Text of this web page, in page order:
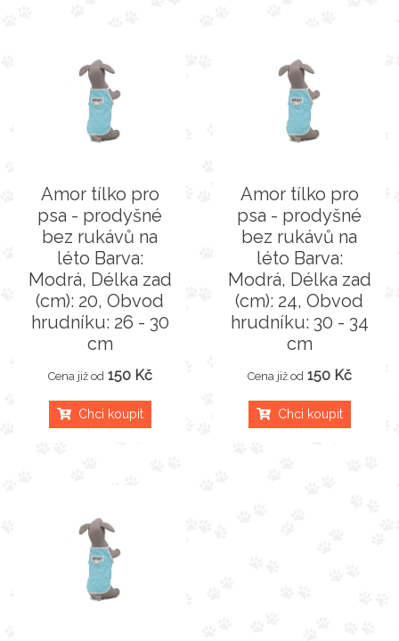
Amor tílko pro
psa - prodyšné
bez rukávů na
léto Barva:
Modrá, Délka zad
(cm): 20, Obvod
hrudníku: 26 - 30
cm
Cena již od 150 Kč
Chci koupit
Amor tílko pro
psa - prodyšné
bez rukávů na
léto Barva:
Modrá, Délka zad
(cm): 24, Obvod
hrudníku: 30 - 34
cm
Cena již od 150 Kč
Chci koupit